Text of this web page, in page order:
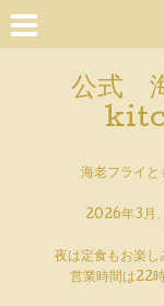
公式
海老フライと
2026年3月
夜は定食もお楽し
営業時間は22